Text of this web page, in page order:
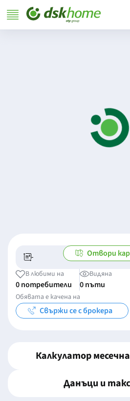
- Отвори
В любими на
0 потребители
Видяна
0 пъти
Обявата е качена на
Свържи се с брокера
Калкулатор
Данъци и